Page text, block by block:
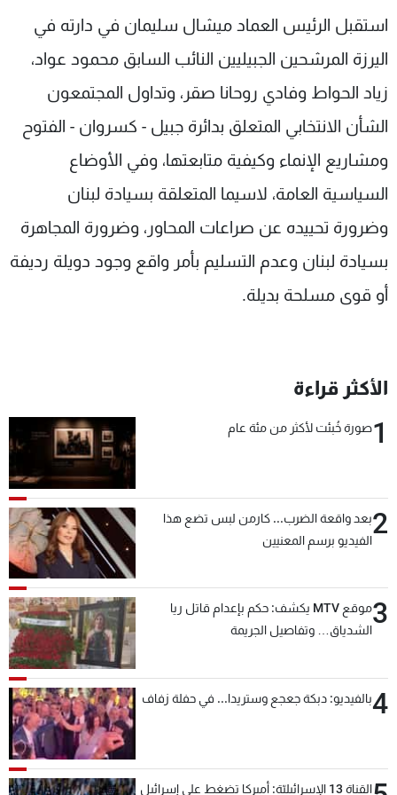
استقبل الرئيس العماد ميشال سليمان في دارته في
اليرزة المرشحين الجبيليين النائب السابق محمود عواد،
زياد الحواط وفادي روحانا صقر، وتداول المجتمعون
الشأن الانتخابي المتعلق بدائرة جبيل - كسروان - الفتوح
ومشاريع الإنماء وكيفية متابعتها، وفي الأوضاع
السياسية العامة، لاسيما المتعلقة بسيادة لبنان
وضرورة تحييده عن صراعات المحاور، وضرورة المجاهرة
بسيادة لبنان وعدم التسليم بأمر واقع وجود دويلة رديفة
أو قوى مسلحة بديلة.
الأكثر قراءة
1صورة خُبئت لأكثر من مئة عام
2بعد واقعة الضرب... كارمن لبس تضع هذا
الفيديو برسم المعنيين
3
موقع MTV يكشف: حكم بإعدام قاتل ريا
الشدياق… وتفاصيل الجريمة
4بالفيديو: دبكة جعجع وستريدا... في حفلة زفاف
القناة 13 الإسرائيليّة: أميركا تضغط على إسرائيل
شاهد البرامج
عن MTV
الإنـتـاج
لاعلاناتكم
وظائف
تواصل معنا
شروط الإسـتخدام
سياسة الخصوصية